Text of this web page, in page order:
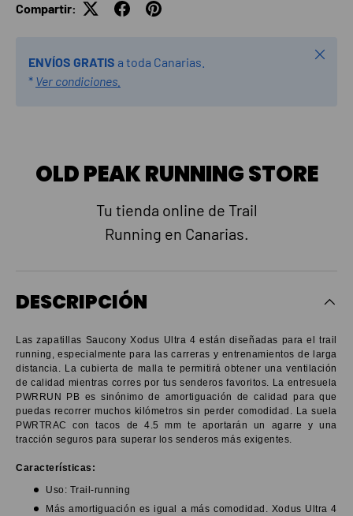
Compartir:
ENVÍOS GRATIS a toda Canarias.
* Ver condiciones.
Cerrar
OLD PEAK RUNNING STORE
Tu tienda online de Trail
Running en Canarias.
DESCRIPCIÓN
Las zapatillas Saucony Xodus Ultra 4 están diseñadas para el trail
running, especialmente para las carreras y entrenamientos de larga
distancia. La cubierta de malla te permitirá obtener una ventilación
de calidad mientras corres por tus senderos favoritos. La entresuela
PWRRUN PB es sinónimo de amortiguación de calidad para que
puedas recorrer muchos kilómetros sin perder comodidad. La suela
PWRTRAC con tacos de 4.5 mm te aportarán un agarre y una
tracción seguros para superar los senderos más exigentes.
Características:
Uso: Trail-running
Más amortiguación es igual a más comodidad. Xodus Ultra 4